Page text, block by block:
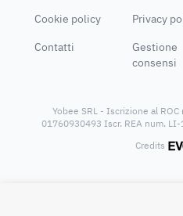
Cookie policy Privacy
Contatti
Gestione
consensi
Yobee SRL - Iscrizione al
01760930493 Iscr. REA num.
Credits